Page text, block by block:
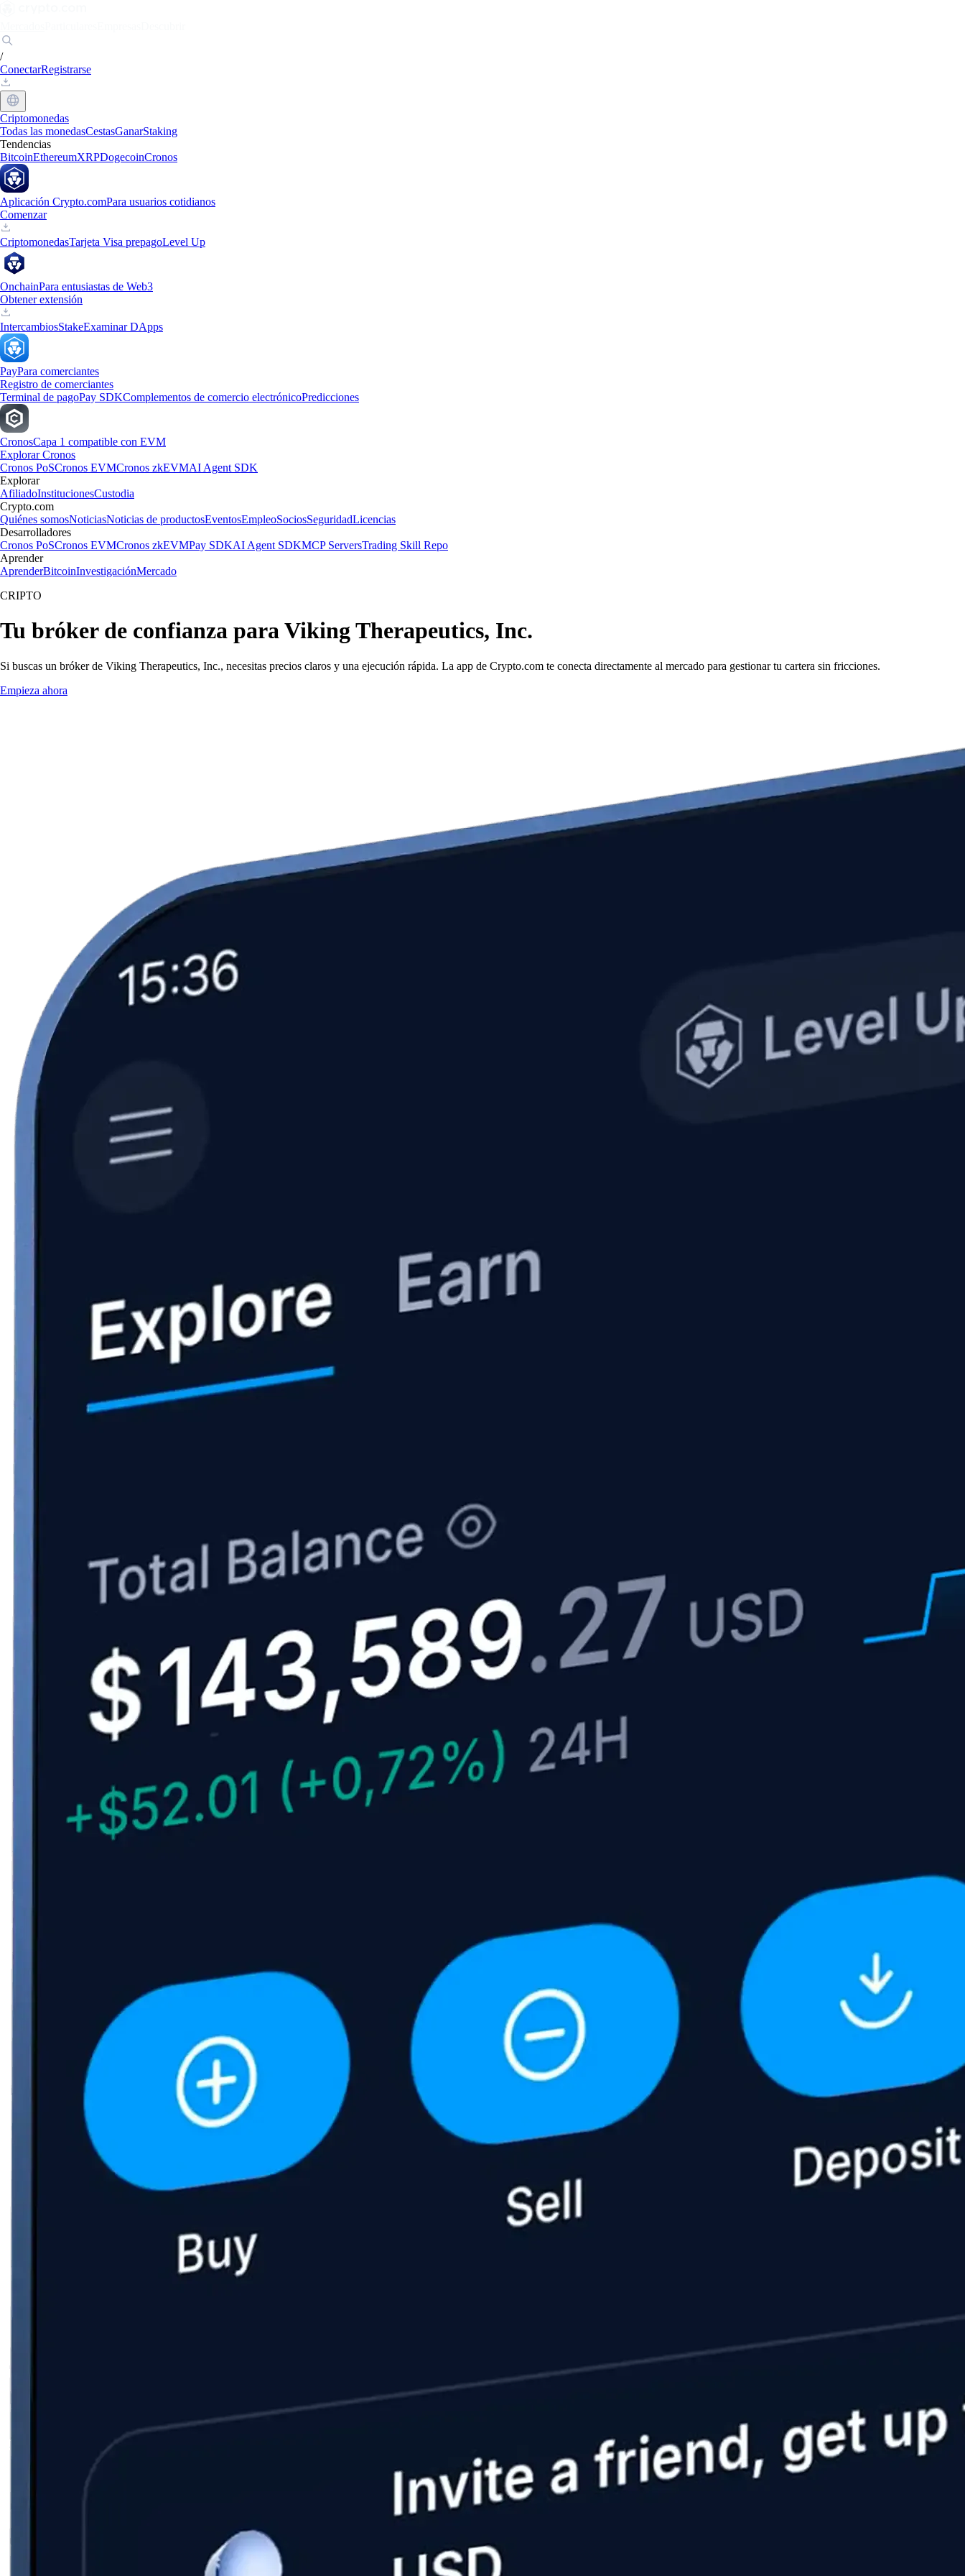
/
ConectarRegistrarse
Criptomonedas
Todas las monedasCestasGanarStaking
Tendencias
BitcoinEthereumXRPDogecoinCronos
Aplicación Crypto.comPara usuarios cotidianos
Comenzar
CriptomonedasTarjeta Visa prepagoLevel Up
OnchainPara entusiastas de Web3
Obtener extensión
IntercambiosStakeExaminar DApps
PayPara comerciantes
Registro de comerciantes
Terminal de pagoPay SDKComplementos de comercio electrónicoPredicciones
CronosCapa 1 compatible con EVM
Explorar Cronos
Cronos PoSCronos EVMCronos zkEVMAI Agent SDK
Explorar
AfiliadoInstitucionesCustodia
Crypto.com
Quiénes somosNoticiasNoticias de productosEventosEmpleoSociosSeguridadLicencias
Desarrolladores
Cronos PoSCronos EVMCronos zkEVMPay SDKAI Agent SDKMCP ServersTrading Skill Repo
Aprender
AprenderBitcoinInvestigaciónMercado
CRIPTO
Tu bróker de confianza para Viking Therapeutics, Inc.
Si buscas un bróker de Viking Therapeutics, Inc., necesitas precios claros y una ejecución rápida. La app de Crypto.com te conecta directamente al mercado para gestionar tu cartera sin fricciones.
Empieza ahora